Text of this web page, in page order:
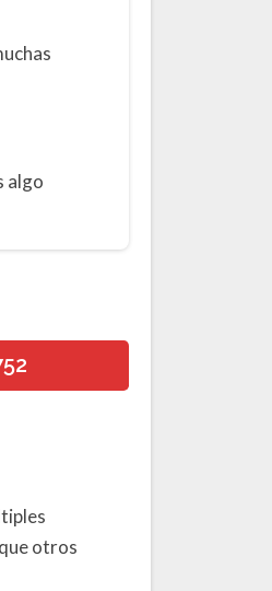
algo
otros